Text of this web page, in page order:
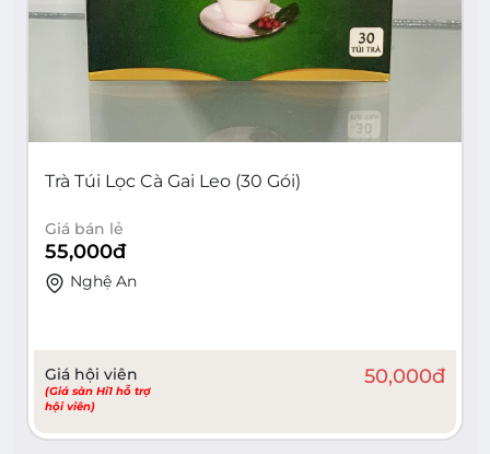
Trà Túi Lọc Cà Gai Leo (30 Gói)
Giá bán lẻ
55,000đ
Nghệ An
Giá hội viên
(Giá sàn Hi1 hỗ trợ
hội viên)
50,000đ